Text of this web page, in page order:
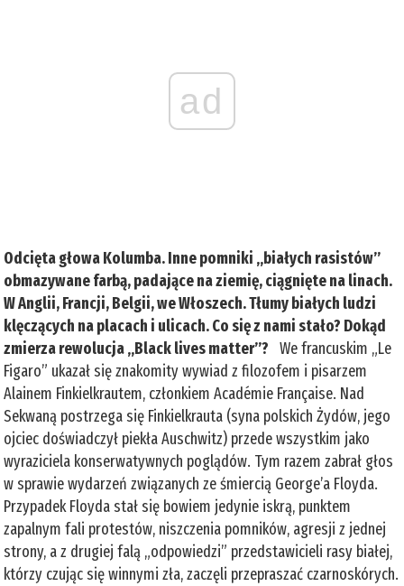
ad
Odcięta głowa Kolumba. Inne pomniki „białych rasistów”
obmazywane farbą, padające na ziemię, ciągnięte na linach.
W Anglii, Francji, Belgii, we Włoszech. Tłumy białych ludzi
klęczących na placach i ulicach. Co się z nami stało? Dokąd
zmierza rewolucja „Black lives matter”? We francuskim „Le
Figaro” ukazał się znakomity wywiad z filozofem i pisarzem
Alainem Finkielkrautem, członkiem Académie Française. Nad
Sekwaną postrzega się Finkielkrauta (syna polskich Żydów, jego
ojciec doświadczył piekła Auschwitz) przede wszystkim jako
wyraziciela konserwatywnych poglądów. Tym razem zabrał głos
w sprawie wydarzeń związanych ze śmiercią George’a Floyda.
Przypadek Floyda stał się bowiem jedynie iskrą, punktem
zapalnym fali protestów, niszczenia pomników, agresji z jednej
strony, a z drugiej falą „odpowiedzi” przedstawicieli rasy białej,
którzy czując się winnymi zła, zaczęli przepraszać czarnoskórych.